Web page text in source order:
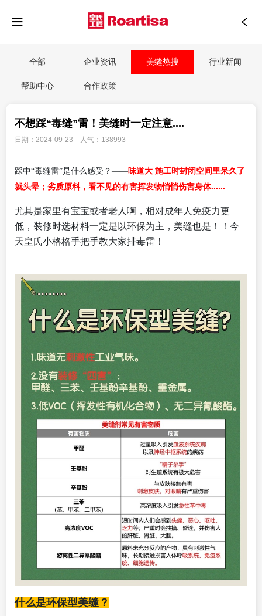
全部 企业资讯 美缝热搜 行业新闻
帮助中心 合作政策
不想踩“毒缝”雷！美缝时一定注意....
日期：2024-09-23 人气：138993
踩中“毒缝雷”是什么感受？——味道大 施工时封闭空间里呆久了
就头晕；劣质原料，看不见的有害挥发物悄悄伤害身体......
尤其是家里有宝宝或者老人啊，相对成年人免疫力更
低，装修时选材料一定是以环保为主，美缝也是！！今
天皇氏小格格手把手教大家排毒雷！
什么是环保型美缝？